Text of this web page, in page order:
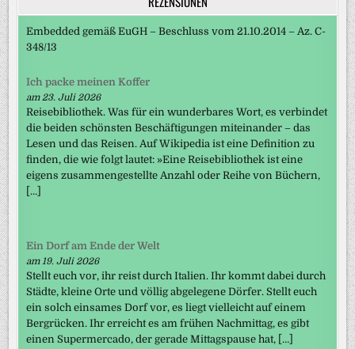
Embedded gemäß EuGH – Beschluss vom 21.10.2014 – Az. C-
348/13
Ich packe meinen Koffer
am 23. Juli 2026
Reisebibliothek. Was für ein wunderbares Wort, es verbindet
die beiden schönsten Beschäftigungen miteinander – das
Lesen und das Reisen. Auf Wikipedia ist eine Definition zu
finden, die wie folgt lautet: »Eine Reisebibliothek ist eine
eigens zusammengestellte Anzahl oder Reihe von Büchern,
[…]
Ein Dorf am Ende der Welt
am 19. Juli 2026
Stellt euch vor, ihr reist durch Italien. Ihr kommt dabei durch
Städte, kleine Orte und völlig abgelegene Dörfer. Stellt euch
ein solch einsames Dorf vor, es liegt vielleicht auf einem
Bergrücken. Ihr erreicht es am frühen Nachmittag, es gibt
einen Supermercado, der gerade Mittagspause hat, […]